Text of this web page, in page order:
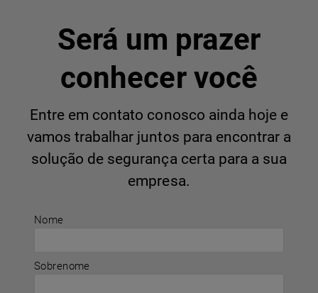
Nome
Sobrenome
Será um prazer
conhecer você
Entre em contato conosco ainda hoje e
vamos trabalhar juntos para encontrar a
solução de segurança certa para a sua
empresa.